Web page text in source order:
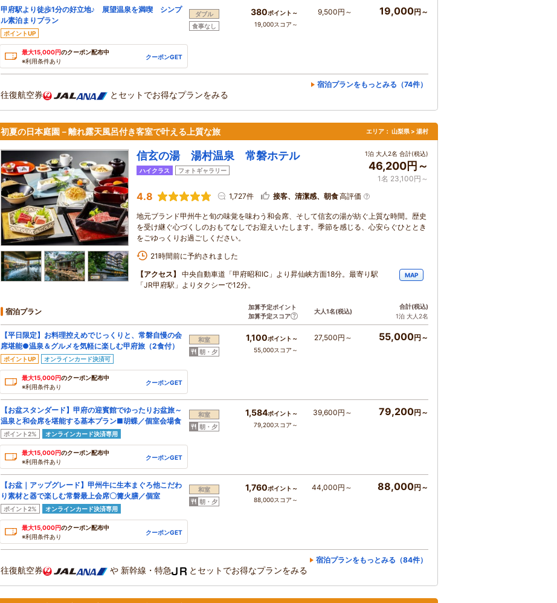
甲府駅より徒歩1分の好立地♪ 展望温泉を満喫 シンプ
ル素泊まりプラン
ポイントUP
最大15,000円のクーポン配布中
※利用条件あり
クーポンGET
ダブル
食事なし
380ポイント～
19,000スコア～
9,500円～ 19,000円～
宿泊プランをもっとみる（74件）
往復航空券 とセットでお得なプランをみる
初夏の日本庭園－離れ露天風呂付き客室で叶える上質な旅 エリア： 山梨県 > 湯村
信玄の湯 湯村温泉 常磐ホテル
ハイクラス フォトギャラリー
1泊 大人2名 合計(税込)
46,200円～
1名 23,100円～
4.8 1,727件 接客、清潔感、朝食高評価
地元ブランド甲州牛と旬の味覚を味わう和会席、そして信玄の湯が紡ぐ上質な時間。歴史
を受け継ぐ心づくしのおもてなしでお迎えいたします。季節を感じる、心安らぐひととき
をごゆっくりお過ごしください。
21時間前に予約されました
【アクセス】
中央自動車道「甲府昭和IC」より昇仙峡方面18分。最寄り駅
「JR甲府駅」よりタクシーで12分。
MAP
宿泊プラン
加算予定ポイント
加算予定スコア
大人1名(税込)
合計(税込)
1泊 大人2名
【平日限定】お料理控えめでじっくりと、常磐自慢の会
席堪能●温泉＆グルメを気軽に楽しむ甲府旅（2食付）
ポイントUP オンラインカード決済可
最大15,000円のクーポン配布中
※利用条件あり
クーポンGET
和室
朝・夕
1,100ポイント～
55,000スコア～
27,500円～ 55,000円～
【お盆スタンダード】甲府の迎賓館でゆったりお盆旅～
温泉と和会席を堪能する基本プラン■胡蝶／個室会場食
ポイント2% オンラインカード決済専用
最大15,000円のクーポン配布中
※利用条件あり
クーポンGET
和室
朝・夕
1,584ポイント～
79,200スコア～
39,600円～ 79,200円～
【お盆｜アップグレード】甲州牛に生本まぐろ他こだわ
り素材と器で楽しむ常磐最上会席〇篝火膳／個室
ポイント2% オンラインカード決済専用
最大15,000円のクーポン配布中
※利用条件あり
クーポンGET
和室
朝・夕
1,760ポイント～
88,000スコア～
44,000円～ 88,000円～
宿泊プランをもっとみる（84件）
往復航空券 や 新幹線・特急 とセットでお得なプランをみる